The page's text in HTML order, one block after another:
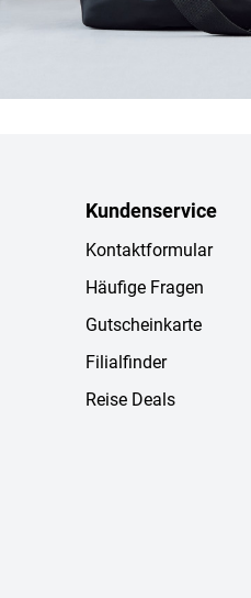
Kundenservice
Kontaktformular
Häufige Fragen
Gutscheinkarte
Filialfinder
Reise Deals